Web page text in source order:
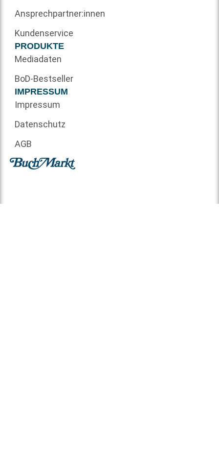
Ansprechpartner:innen
Kundenservice
PRODUKTE
Mediadaten
BoD-Bestseller
IMPRESSUM
Impressum
Datenschutz
AGB